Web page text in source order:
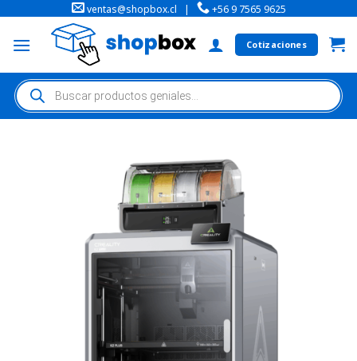
ventas@shopbox.cl | +56 9 7565 9625
Cotizaciones